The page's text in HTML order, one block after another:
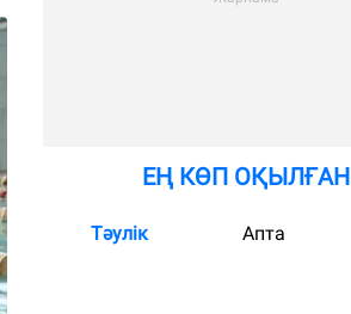
ЕҢ КӨП ОҚЫЛҒАН
Тәулік Апта